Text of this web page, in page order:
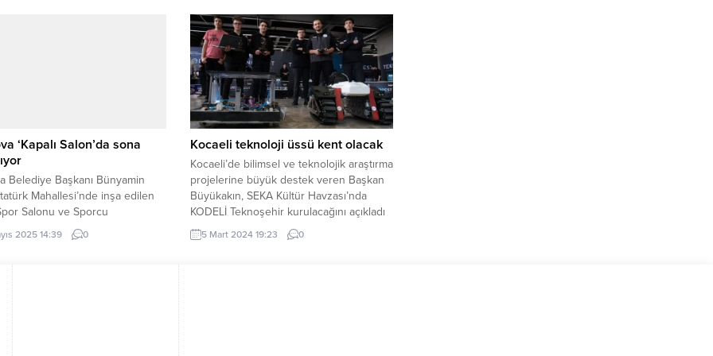
izaha davet edilecek. ANKARA (İGFA) –
Hükümetin vergide adaleti sağlamaya
yönelik çalışmaları aralıksız sürüyor. Bu...
‘Kapalı Salon’da sona
Belediye Başkanı Bünyamin
Mahallesi’nde inşa edilen
Salonu ve Sporcu
çalışmaları yerinde
Konu hakkında açıklamalarda
çok yakışacak Kapalı
ve Sporcu Fabrikası
adım adım sona yaklaşıyoruz”
(İGFA) – Çayırova’ya
projeler ve yaptığı
2025 14:39 0
Kocaeli teknoloji üssü kent olacak
Kocaeli’de bilimsel ve teknolojik araştırma
projelerine büyük destek veren Başkan
Büyükakın, SEKA Kültür Havzası’nda
KODELİ Teknoşehir kurulacağını açıkladı
KOCAELİ (İGFA) – Kocaeli’de geleceğin
teminatı olan gençlere her alanda destek
5 Mart 2024 19:23 0